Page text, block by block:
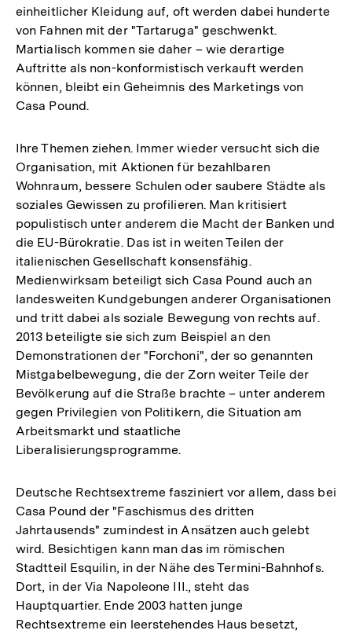
einheitlicher Kleidung auf, oft werden dabei hunderte
von Fahnen mit der "Tartaruga" geschwenkt.
Martialisch kommen sie daher – wie derartige
Auftritte als non-konformistisch verkauft werden
können, bleibt ein Geheimnis des Marketings von
Casa Pound.
Ihre Themen ziehen. Immer wieder versucht sich die
Organisation, mit Aktionen für bezahlbaren
Wohnraum, bessere Schulen oder saubere Städte als
soziales Gewissen zu profilieren. Man kritisiert
populistisch unter anderem die Macht der Banken und
die EU-Bürokratie. Das ist in weiten Teilen der
italienischen Gesellschaft konsensfähig.
Medienwirksam beteiligt sich Casa Pound auch an
landesweiten Kundgebungen anderer Organisationen
und tritt dabei als soziale Bewegung von rechts auf.
2013 beteiligte sie sich zum Beispiel an den
Demonstrationen der "Forchoni", der so genannten
Mistgabelbewegung, die der Zorn weiter Teile der
Bevölkerung auf die Straße brachte – unter anderem
gegen Privilegien von Politikern, die Situation am
Arbeitsmarkt und staatliche
Liberalisierungsprogramme.
Deutsche Rechtsextreme fasziniert vor allem, dass bei
Casa Pound der "Faschismus des dritten
Jahrtausends" zumindest in Ansätzen auch gelebt
wird. Besichtigen kann man das im römischen
Stadtteil Esquilin, in der Nähe des Termini-Bahnhofs.
Dort, in der Via Napoleone III., steht das
Hauptquartier. Ende 2003 hatten junge
Rechtsextreme ein leerstehendes Haus besetzt,